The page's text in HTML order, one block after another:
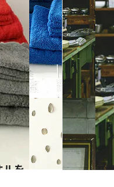
【代々木上原】暮らしを変える日用品
ラ